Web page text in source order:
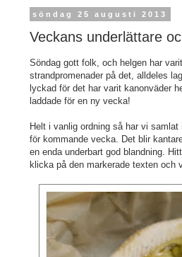
söndag 25 augusti 2013
Veckans underlättare
Söndag gott folk, och helgen har
strandpromenader på det, alldeles
lyckad för det har varit kanonväder
laddade för en ny vecka!
Helt i vanlig ordning så har vi
för kommande vecka. Det blir
en enda underbart god blandning.
klicka på den markerade texten och